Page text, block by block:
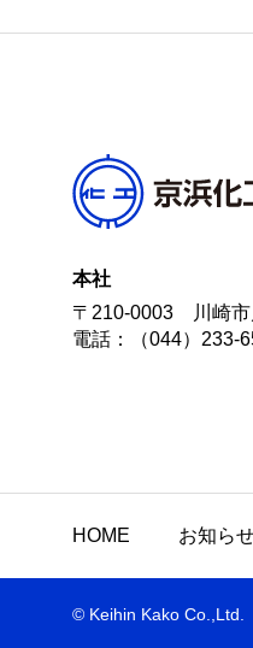
本社
〒210-0003
川崎
電話：（044）233-
HOME お知ら
© Keihin Kako Co.,Ltd.